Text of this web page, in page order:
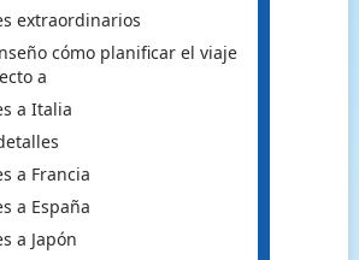
extraordinarios
cómo planificar el viaje
a
a Italia
a Francia
a España
a Japón